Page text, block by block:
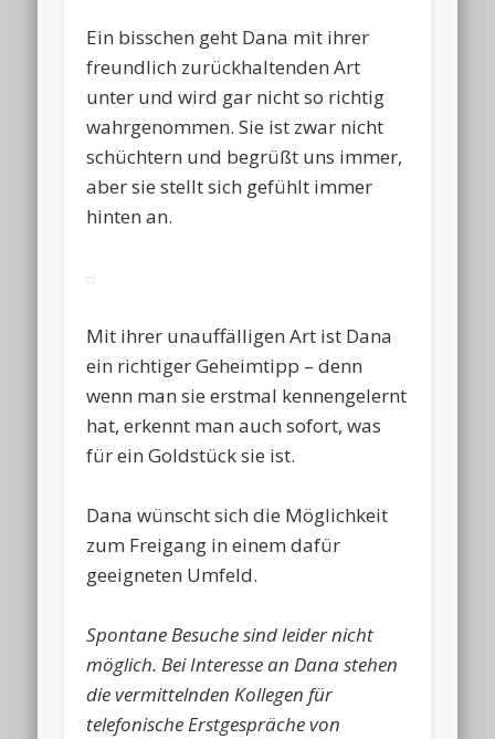
Ein bisschen geht Dana mit ihrer
freundlich zurückhaltenden Art
unter und wird gar nicht so richtig
wahrgenommen. Sie ist zwar nicht
schüchtern und begrüßt uns immer,
aber sie stellt sich gefühlt immer
hinten an.
Mit ihrer unauffälligen Art ist Dana
ein richtiger Geheimtipp – denn
wenn man sie erstmal kennengelernt
hat, erkennt man auch sofort, was
für ein Goldstück sie ist.
Dana wünscht sich die Möglichkeit
zum Freigang in einem dafür
geeigneten Umfeld.
Spontane Besuche sind leider nicht
möglich. Bei Interesse an Dana stehen
die vermittelnden Kollegen für
telefonische Erstgespräche von